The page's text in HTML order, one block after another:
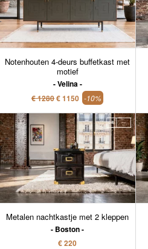
Notenhouten 4-deurs buffetkast met
motief
Velina
€ 1280€ 1150 -10%
Metalen nachtkastje met 2 kleppen
Boston
€ 220